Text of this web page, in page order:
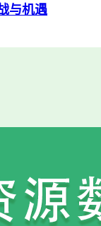
与机遇